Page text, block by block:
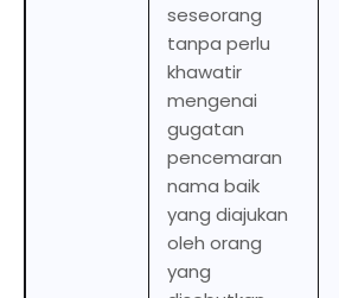
seseorang
tanpa perlu
khawatir
mengenai
gugatan
pencemaran
nama baik
yang diajukan
oleh orang
yang